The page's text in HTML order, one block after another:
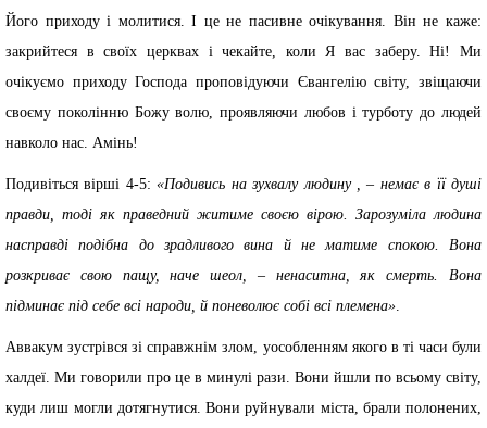
Його приходу і молитися. І це не пасивне очікування. Він не каже:
закрийтеся в своїх церквах і чекайте, коли Я вас заберу. Ні! Ми
очікуємо приходу Господа проповідуючи Євангелію світу, звіщаючи
своєму поколінню Божу волю, проявляючи любов і турботу до людей
навколо нас. Амінь!
Подивіться вірші 4-5:«Подивись на зухвалу людину , – немає в її душі
правди, тоді як праведний житиме своєю вірою. Зарозуміла людина
насправді подібна до зрадливого вина й не матиме спокою. Вона
розкриває свою пащу, наче шеол, – ненаситна, як смерть. Вона
підминає під себе всі народи, й поневолює собі всі племена»
Аввакум зустрівся зі справжнім злом, уособленням якого в ті часи були
халдеї. Ми говорили про це в минулі рази. Вони йшли по всьому світу,
куди лиш могли дотягнутися. Вони руйнували міста, брали полонених,